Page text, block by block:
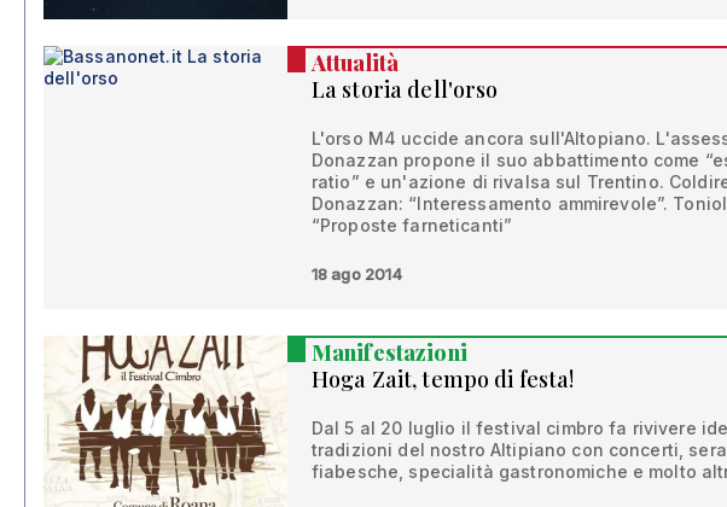
Attualità
La storia dell'orso
L'orso M4 uccide ancora sull'Altopiano.
Donazzan propone il suo abbattimento come
ratio” e un'azione di rivalsa sul Trentino.
Donazzan: “Interessamento ammirevole”.
“Proposte farneticanti”
18 ago 2014
Manifestazioni
Hoga Zait, tempo di festa!
Dal 5 al 20 luglio il festival cimbro fa rivivere
tradizioni del nostro Altipiano con concerti,
fiabesche, specialità gastronomiche e molto